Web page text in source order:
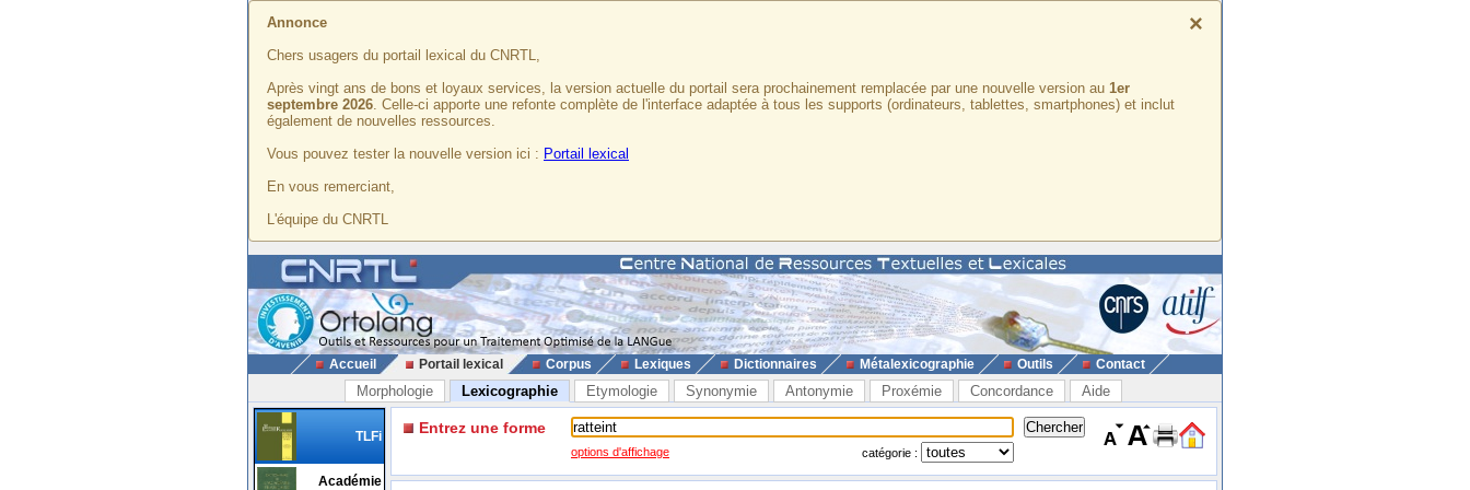
×
Annonce
Chers usagers du portail lexical du CNRTL,
Après vingt ans de bons et loyaux services, la version actuelle du portail sera prochainement remplacée par une nouvelle version au 1er
septembre 2026. Celle-ci apporte une refonte complète de l'interface adaptée à tous les supports (ordinateurs, tablettes, smartphones) et inclut
également de nouvelles ressources.
Vous pouvez tester la nouvelle version ici : Portail lexical
En vous remerciant,
L'équipe du CNRTL
Accueil Portail lexical Corpus Lexiques Dictionnaires Métalexicographie Outils Contact
Morphologie Lexicographie Etymologie Synonymie Antonymie Proxémie Concordance Aide
TLFi
Académie
Entrez une forme
options d'affichage catégorie :